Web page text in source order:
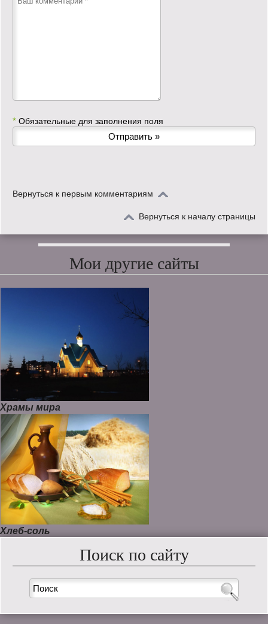
* Обязательные для заполнения поля
Вернуться к первым комментариям
Вернуться к началу страницы
Мои другие сайты
Храмы мира
Хлеб-соль
Поиск по сайту